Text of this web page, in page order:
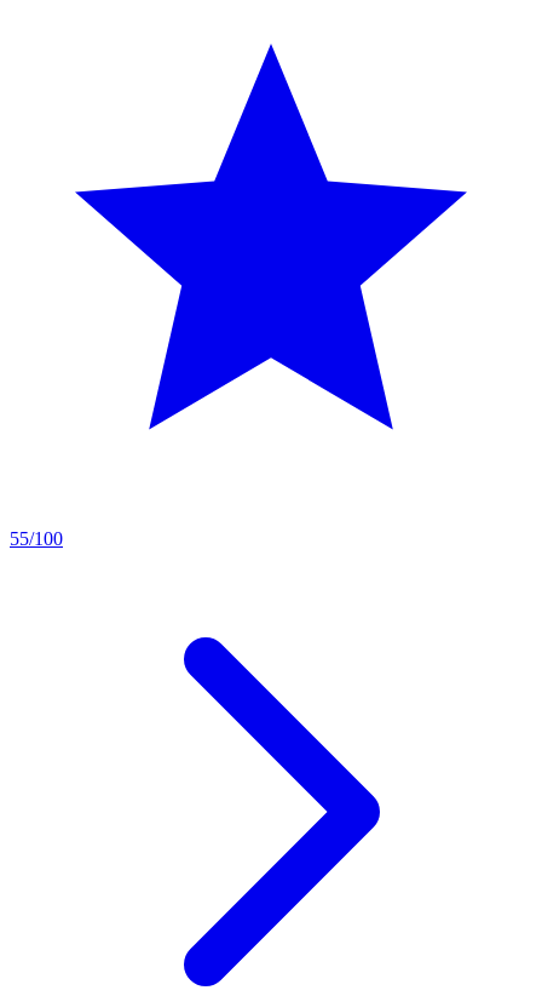
55/100